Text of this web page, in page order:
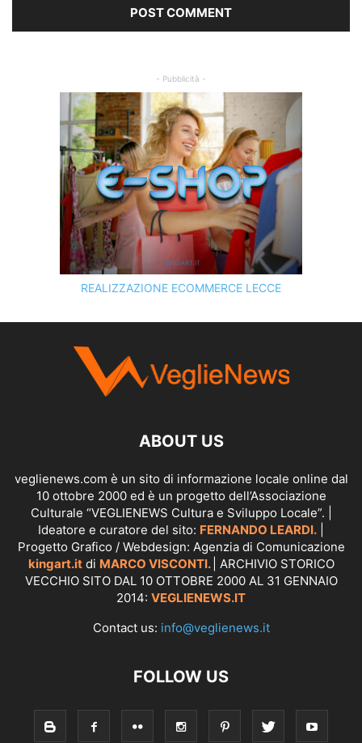
- Pubblicità -
REALIZZAZIONE ECOMMERCE LECCE
SCOPRI I SERVIZI DIKINGART.IT
ABOUT US
veglienews.com è un sito di informazione locale online dal
10 ottobre 2000 ed è un progetto dell’Associazione
Culturale “VEGLIENEWS Cultura e Sviluppo Locale”. |
Ideatore e curatore del sito: FERNANDO LEARDI.
Progetto Grafico / Webdesign: Agenzia di Comunicazione
kingart.itdi MARCO VISCONTI. | ARCHIVIO STORICO
VECCHIO SITO DAL 10 OTTOBRE 2000 AL 31 GENNAIO
2014: VEGLIENEWS.IT
Contact us: info@veglienews.it
FOLLOW US